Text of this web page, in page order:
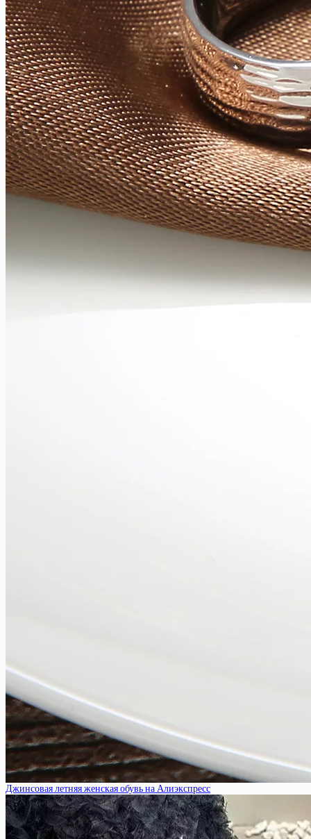
Джинсовая летняя женская обувь на Алиэкспресс